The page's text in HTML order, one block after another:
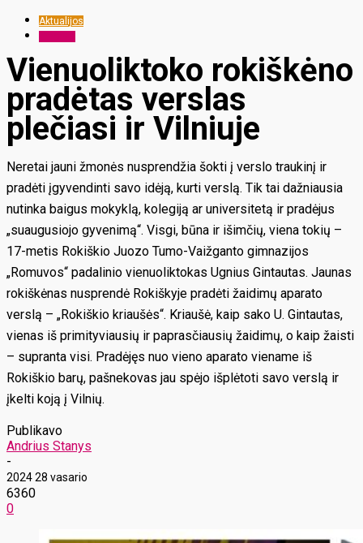
Aktualijos
Vienuoliktoko rokiškėno
pradėtas verslas
plečiasi ir Vilniuje
Neretai jauni žmonės nusprendžia šokti į verslo traukinį ir
pradėti įgyvendinti savo idėją, kurti verslą. Tik tai dažniausia
nutinka baigus mokyklą, kolegiją ar universitetą ir pradėjus
„suaugusiojo gyvenimą“. Visgi, būna ir išimčių, viena tokių –
17-metis Rokiškio Juozo Tumo-Vaižganto gimnazijos
„Romuvos“ padalinio vienuoliktokas Ugnius Gintautas. Jaunas
rokiškėnas nusprendė Rokiškyje pradėti žaidimų aparato
verslą – „Rokiškio kriaušės“. Kriaušė, kaip sako U. Gintautas,
vienas iš primityviausių ir paprasčiausių žaidimų, o kaip žaisti
– supranta visi. Pradėjęs nuo vieno aparato viename iš
Rokiškio barų, pašnekovas jau spėjo išplėtoti savo verslą ir
įkelti koją į Vilnių.
Publikavo
Andrius Stanys
-
2024 28 vasario
6360
0